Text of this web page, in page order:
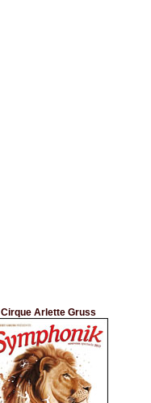
Cirque Arlette Gruss